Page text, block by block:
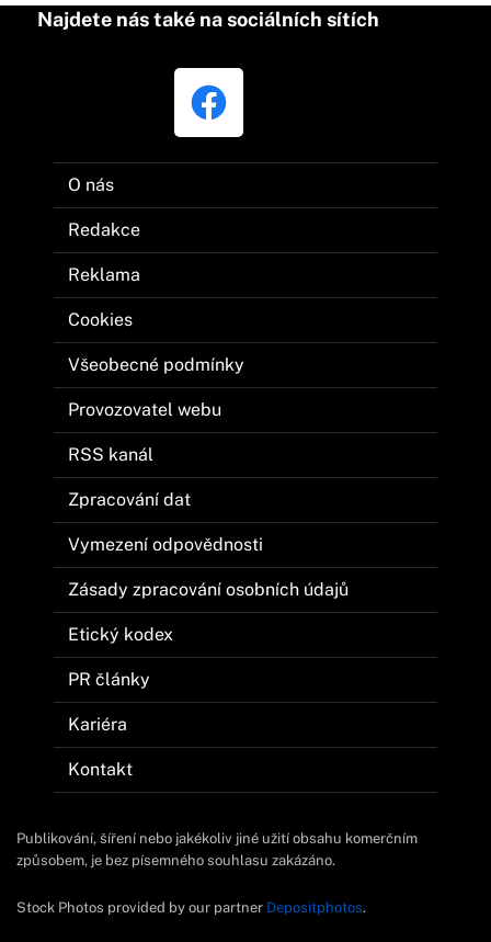
Najdete nás také na sociálních sítích
O nás
Redakce
Reklama
Cookies
Všeobecné podmínky
Provozovatel webu
RSS kanál
Zpracování dat
Vymezení odpovědnosti
Zásady zpracování osobních údajů
Etický kodex
PR články
Kariéra
Kontakt
Publikování, šíření nebo jakékoliv jiné užití obsahu komerčním
způsobem, je bez písemného souhlasu zakázáno.
Stock Photos provided by our partner Depositphotos.